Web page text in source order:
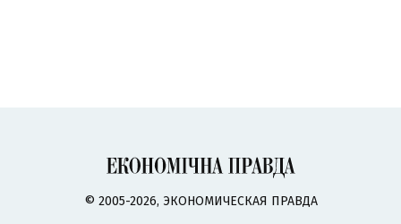
© 2005-2026, ЭКОНОМИЧЕСКАЯ ПРАВДА